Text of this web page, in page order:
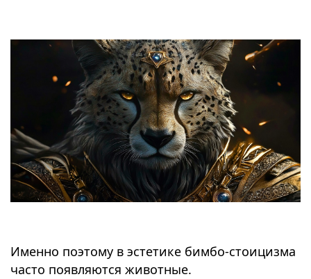
Именно поэтому в эстетике бимбо-стоицизма
часто появляются животные.